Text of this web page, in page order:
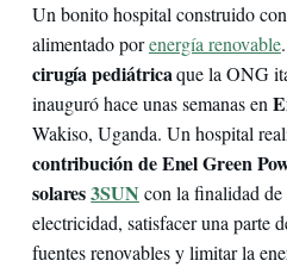
Un bonito hospital construido
alimentado porenergía renovable
cirugía pediátricaque la ONG
inauguró hace unas semanas en
Wakiso, Uganda. Un hospital
contribución de Enel Green
solares3SUN con la finalidad de
electricidad, satisfacer una parte
fuentes renovables y limitar la